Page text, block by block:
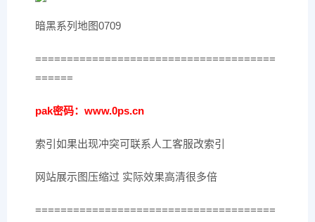
暗黑系列地图0709
======================================
======
pak密码：www.0ps.cn
索引如果出现冲突可联系人工客服改索引
网站展示图压缩过 实际效果高清很多倍
======================================